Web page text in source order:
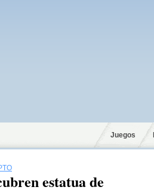
Juegos
estatua de